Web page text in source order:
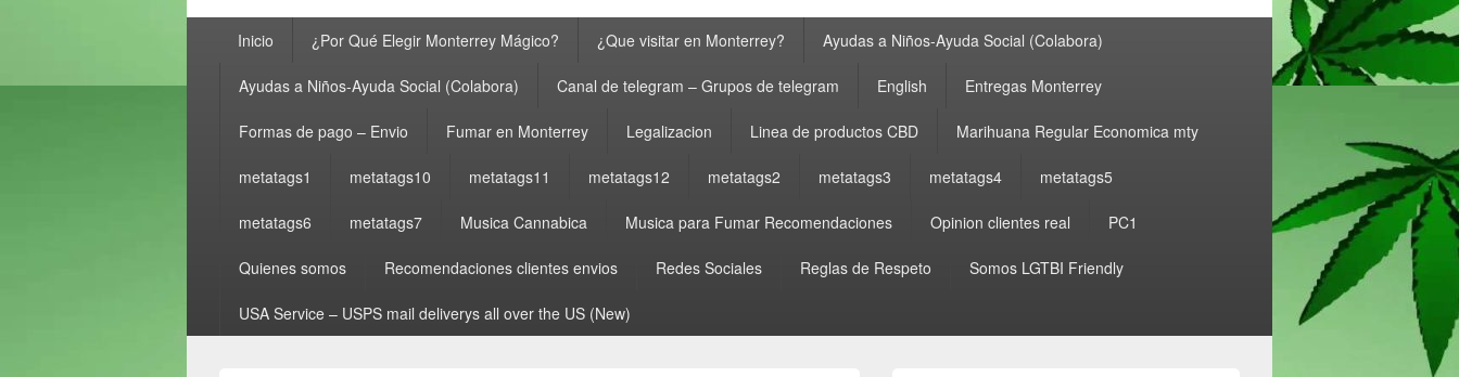
principalInicio ¿Por Qué Elegir Monterrey Mágico? ¿Que visitar en Monterrey? Ayudas a Niños-Ayuda Social (Colabora)
Ayudas a Niños-Ayuda Social (Colabora) Canal de telegram – Grupos de telegram English Entregas Monterrey
Formas de pago – Envio Fumar en Monterrey Legalizacion Linea de productos CBD Marihuana Regular Economica mty
metatags1 metatags10 metatags11 metatags12 metatags2 metatags3 metatags4 metatags5
metatags6 metatags7 Musica Cannabica Musica para Fumar Recomendaciones Opinion clientes real PC1
Quienes somos Recomendaciones clientes envios Redes Sociales Reglas de Respeto Somos LGTBI Friendly
USA Service – USPS mail deliverys all over the US (New)